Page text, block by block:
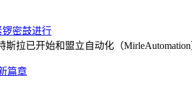
锣密鼓进行
拉已开始和盟立自动化（
篇章